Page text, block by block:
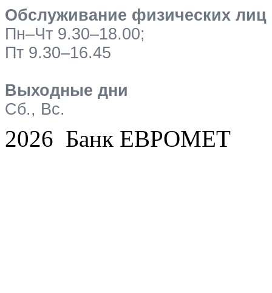
Обслуживание физических лиц
Пн–Чт 9.30–18.00;
Пт 9.30–16.45
Выходные дни
Сб., Вс.
2026 Банк ЕВРОМЕТ